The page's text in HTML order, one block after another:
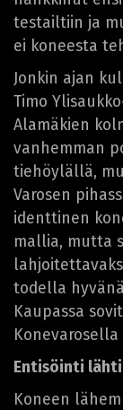
testailtiin ja
ei koneesta
Jonkin ajan
Timo
Alamäkien
vanhemman
tiehöylällä,
Varosen
identtinen
mallia, mutta
todella
Kaupassa
Entisöinti
Koneen